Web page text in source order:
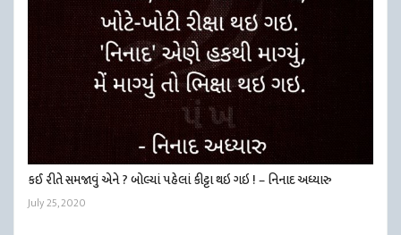
કઈ રીતે સમજાવું એને ? બોલ્યાં પહેલાં કીટ્ટા થઇ ગઇ ! – નિનાદ અધ્યારુ
July 25, 2020